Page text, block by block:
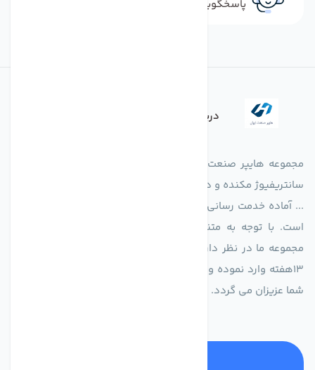
پاسخگویی سریع به تماس‌ها و پیام‌ها
درباره فروشگاه
مجموعه هایپر صنعت ایران در امر تولید و واردات انواع فن های
سانتریفیوژ مکنده و دمنده آکسیال، سقفی، بین کانالی، مرغداری و
... آماده خدمت رسانی به شرکت های تولیدی، صنعتی و ساختمانی
است. با توجه به متنوع بودن فن های تولیدی کمپانی اروپایی
مجموعه ما در نظر دارد کالاهای تخصصی شما عزیزان رو در صرف
13هفته وارد نموده و این عمر باعث صرفه جویی در هزینه و زمان
شما عزیزان می گردد.